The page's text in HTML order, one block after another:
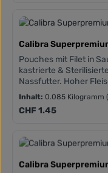
Calibra
Pouches mit Filet in
kastrierte & Sterilisierte
Nassfutter. Hoher
Getreidefreie
Frei von Weizen,
Organismen.
Inhalt:0.085 Kilogramm
Regulärer Preis:
CHF 1.45
Calibra